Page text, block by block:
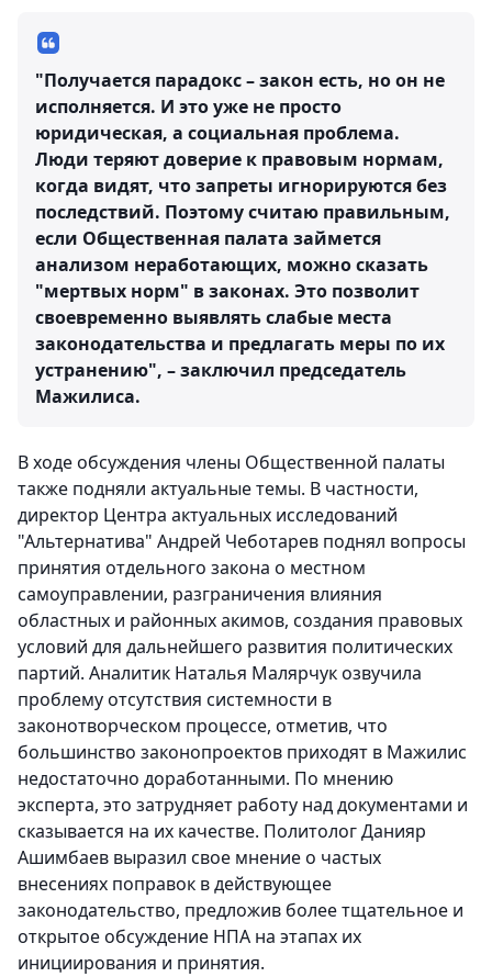
"Получается парадокс – закон есть, но он не
исполняется. И это уже не просто
юридическая, а социальная проблема.
Люди теряют доверие к правовым нормам,
когда видят, что запреты игнорируются без
последствий. Поэтому считаю правильным,
если Общественная палата займется
анализом неработающих, можно сказать
"мертвых норм" в законах. Это позволит
своевременно выявлять слабые места
законодательства и предлагать меры по их
устранению", – заключил председатель
Мажилиса.
В ходе обсуждения члены Общественной палаты
также подняли актуальные темы. В частности,
директор Центра актуальных исследований
"Альтернатива" Андрей Чеботарев поднял вопросы
принятия отдельного закона о местном
самоуправлении, разграничения влияния
областных и районных акимов, создания правовых
условий для дальнейшего развития политических
партий. Аналитик Наталья Малярчук озвучила
проблему отсутствия системности в
законотворческом процессе, отметив, что
большинство законопроектов приходят в Мажилис
недостаточно доработанными. По мнению
эксперта, это затрудняет работу над документами и
сказывается на их качестве. Политолог Данияр
Ашимбаев выразил свое мнение о частых
внесениях поправок в действующее
законодательство, предложив более тщательное и
открытое обсуждение НПА на этапах их
инициирования и принятия.